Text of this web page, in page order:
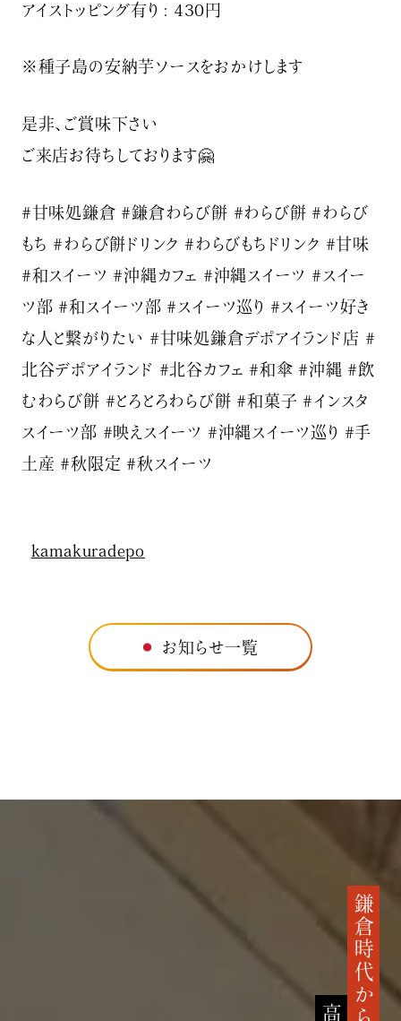
︎アイストッピング有り : 430円
※種子島の安納芋ソースをおかけします
是非、ご賞味下さい
ご来店お待ちしております🤗
#甘味処鎌倉 #鎌倉わらび餅 #わらび餅 #わらび
もち #わらび餅ドリンク #わらびもちドリンク #甘味
#和スイーツ #沖縄カフェ #沖縄スイーツ #スイー
ツ部 #和スイーツ部 #スイーツ巡り #スイーツ好き
な人と繋がりたい #甘味処鎌倉デポアイランド店 #
北谷デポアイランド #北谷カフェ #和傘 #沖縄 #飲
むわらび餅 #とろとろわらび餅 #和菓子 #インスタ
スイーツ部 #映えスイーツ #沖縄スイーツ巡り #手
土産 #秋限定 #秋スイーツ
kamakuradepo
お知らせ一覧
鎌倉時代から続く